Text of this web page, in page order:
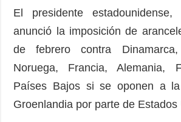
El presidente estadounidense,
anunció la imposición de
de febrero contra
Noruega, Francia, Alemania,
Países Bajos si se oponen a
Groenlandia por parte de Estados